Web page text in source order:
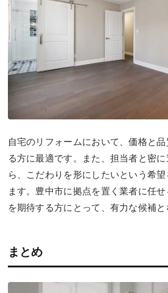
自宅のリフォームにおいて、価格と
る方に最適です。また、担当者と密
ら、こだわりを形にしたいという希
ます。豊中市に拠点を置く業者に任
を期待する方にとって、有力な候補と
まとめ